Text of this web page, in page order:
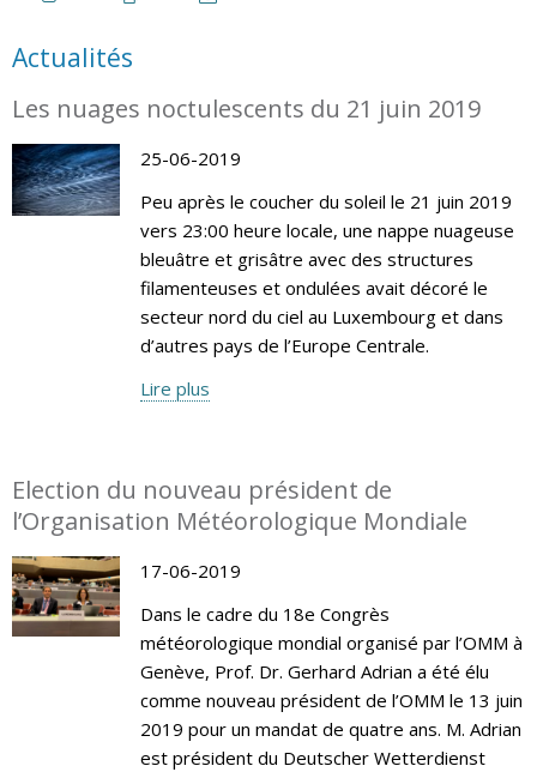
Actualités
Les nuages noctulescents du 21 juin 2019
25-06-2019
Peu après le coucher du soleil le 21 juin 2019
vers 23:00 heure locale, une nappe nuageuse
bleuâtre et grisâtre avec des structures
filamenteuses et ondulées avait décoré le
secteur nord du ciel au Luxembourg et dans
d’autres pays de l’Europe Centrale.
Lire plus
Election du nouveau président de
l’Organisation Météorologique Mondiale
17-06-2019
Dans le cadre du 18e Congrès
météorologique mondial organisé par l’OMM à
Genève, Prof. Dr. Gerhard Adrian a été élu
comme nouveau président de l’OMM le 13 juin
2019 pour un mandat de quatre ans. M. Adrian
est président du Deutscher Wetterdienst